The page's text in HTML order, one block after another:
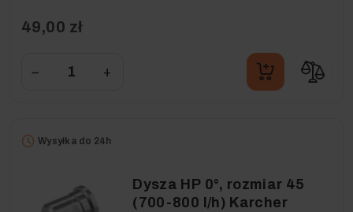
49,00 zł
− +
Wysyłka do 24h
Dysza HP 0°, rozmiar 45
(700-800 l/h) Karcher